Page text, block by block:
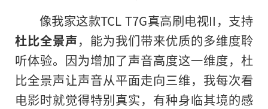
像我家这款TCL T7G真高刷电视II ， 支持
杜比全景声，能为我们带来优质的多维度聆
听体验。因为增加了声音高度这一维度，杜
比全景声让声音从平面走向三维，我每次看
电影时就觉得特别真实，有种身临其境的感